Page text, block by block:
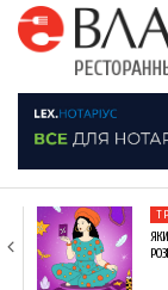
ЯК ВІДКРИТИ ТА
МОНІТОРИНГ
ФРАНЧАЙЗИНГ
КНИГИ